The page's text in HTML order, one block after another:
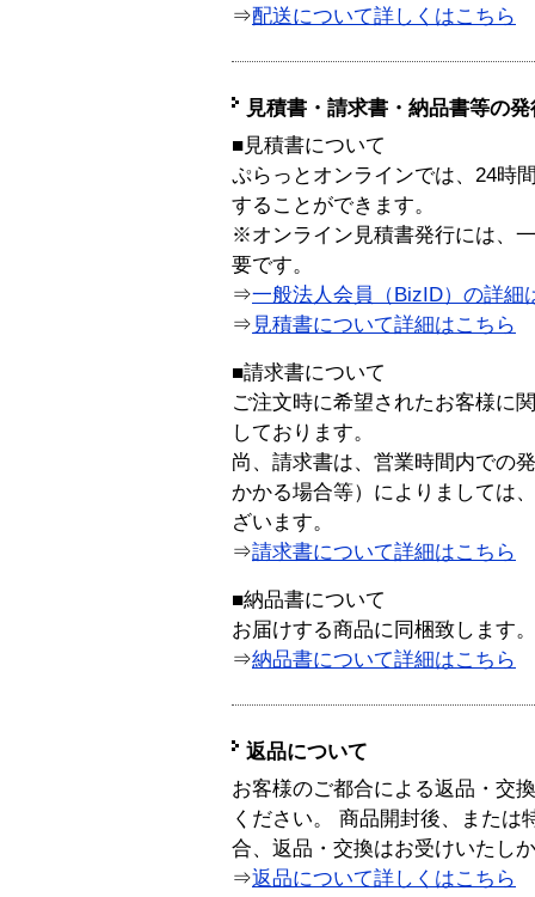
⇒配送について詳しくはこちら
見積書・請求書・納品書等の
■見積書について
ぷらっとオンラインでは、24時
することができます。
※オンライン見積書発行には、
要です。
⇒一般法人会員（BizID）の詳細
⇒ 見積書について詳細はこちら
■請求書について
ご注文時に希望されたお客様に
しております。
尚、請求書は、営業時間内での
かかる場合等）によりましては
ざいます。
⇒請求書について詳細はこちら
■納品書について
お届けする商品に同梱致します。
⇒納品書について詳細はこちら
返品について
お客様のご都合による返品・交
ください。 商品開封後、または
合、返品・交換はお受けいたし
⇒返品について詳しくはこちら